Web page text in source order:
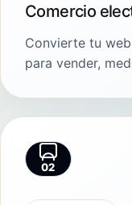
Comercio
Convierte tu
para vender,
02